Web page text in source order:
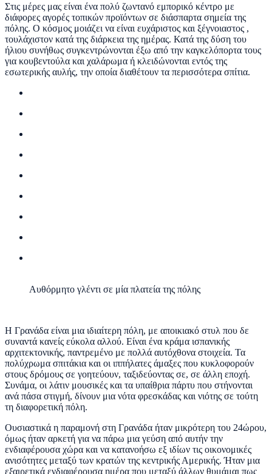
Στις μέρες μας είναι ένα πολύ ζωντανό εμπορικό κέντρο με
διάφορες αγορές τοπικών προϊόντων σε διάσπαρτα σημεία της
πόλης. Ο κόσμος μοιάζει να είναι ευχάριστος και ξέγνοιαστος ,
τουλάχιστον κατά της διάρκεια της ημέρας. Κατά της δύση του
ήλιου συνήθως συγκεντρώνονται έξω από την καγκελόπορτα τους
για κουβεντούλα και χαλάρωμα ή κλειδώνονται εντός της
εσωτερικής αυλής, την οποία διαθέτουν τα περισσότερα σπίτια.
Αυθόρμητο γλέντι σε μία πλατεία της πόλης
Η Γρανάδα είναι μια ιδιαίτερη πόλη, με αποικιακό στυλ που δε
συναντά κανείς εύκολα αλλού. Είναι ένα κράμα ισπανικής
αρχιτεκτονικής, παντρεμένο με πολλά αυτόχθονα στοιχεία. Τα
πολύχρωμα σπιτάκια και οι ιππήλατες άμαξες που κυκλοφορούν
στους δρόμους σε γοητεύουν, ταξιδεύοντας σε, σε άλλη εποχή.
Συνάμα, οι λάτιν μουσικές και τα υπαίθρια πάρτυ που στήνονται
ανά πάσα στιγμή, δίνουν μια νότα φρεσκάδας και νιότης σε τούτη
τη διαφορετική πόλη.
Ουσιαστικά η παραμονή στη Γρανάδα ήταν μικρότερη του 24ώρου,
όμως ήταν αρκετή για να πάρω μια γεύση από αυτήν την
ενδιαφέρουσα χώρα και να κατανοήσω εξ ιδίων τις οικονομικές
ανισότητες μεταξύ των κρατών της κεντρικής Αμερικής. Ήταν μια
εξαιρετικά ενδιαφέρουσα ημέρα που μεταξύ άλλων θυμάμαι πως